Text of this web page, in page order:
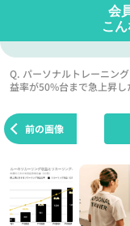
会
こ
Q. パーソナルトレーニン
益率が50%台まで急上昇し
前の画像